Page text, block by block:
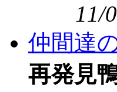
11/
仲間達
再発見